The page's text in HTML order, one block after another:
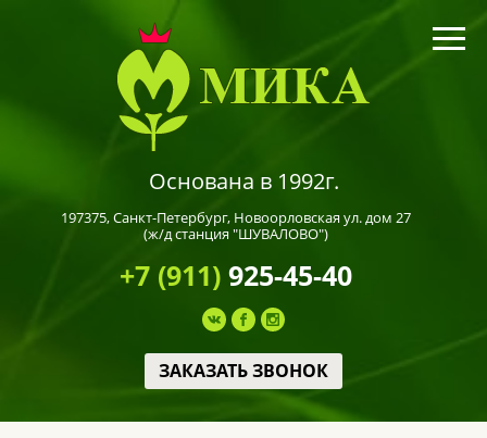
Основана в 1992г.
197375,Санкт-Петербург, Новоорловская ул. дом 27
(ж/д станция "ШУВАЛОВО")
+7 (911)925-45-40
ЗАКАЗАТЬ ЗВОНОК